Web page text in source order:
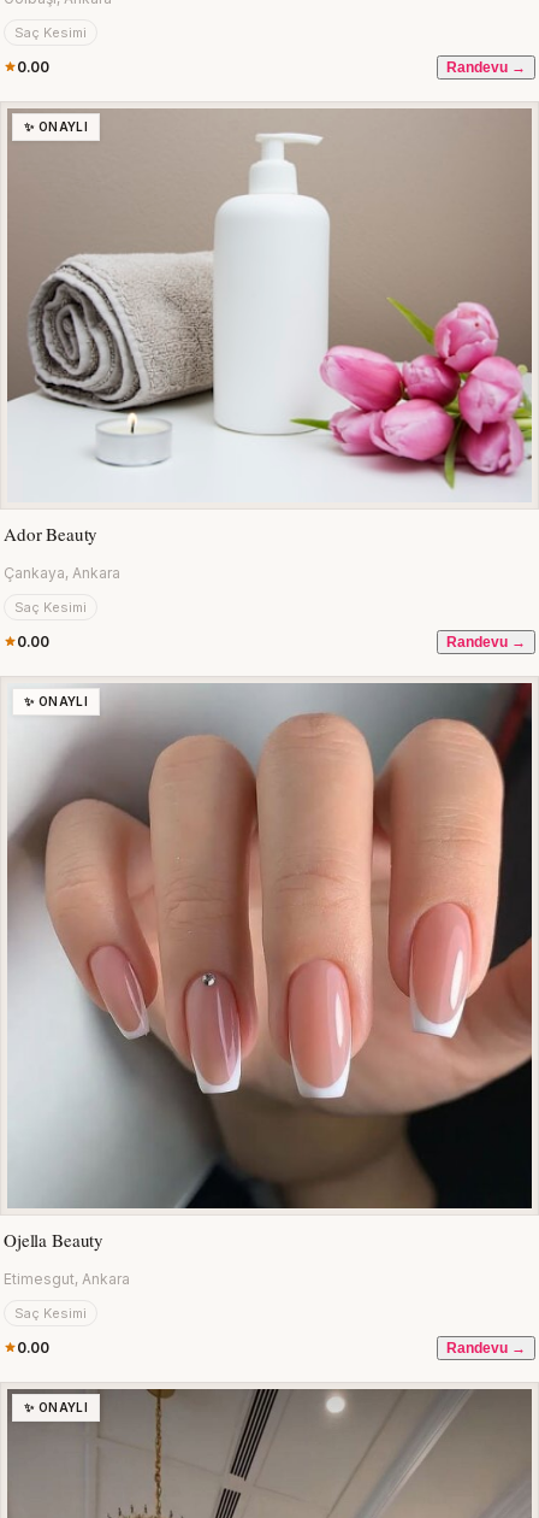
Saç Kesimi
0.00 Randevu →
✨ ONAYLI
Ador Beauty
Çankaya, Ankara
Saç Kesimi
0.00 Randevu →
✨ ONAYLI
Ojella Beauty
Etimesgut, Ankara
Saç Kesimi
0.00 Randevu →
✨ ONAYLI